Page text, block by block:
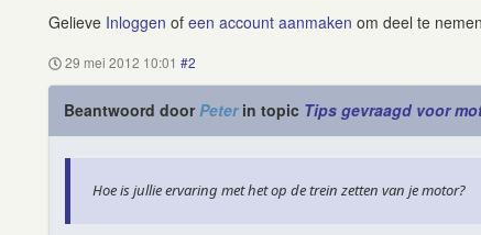
Gelieve Inloggen of een account aanmaken om deel te
29 mei 2012 10:01 #2
Beantwoord doorPeterin topic Tips gevraagd voor
Hoe is jullie ervaring met het op de trein zetten van je motor?